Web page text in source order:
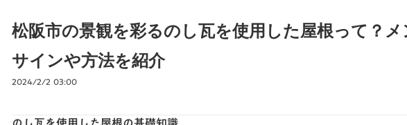
松阪市の景観を彩るのし瓦を使用した屋根って？メ
サインや方法を紹介
2024/2/2 03:00